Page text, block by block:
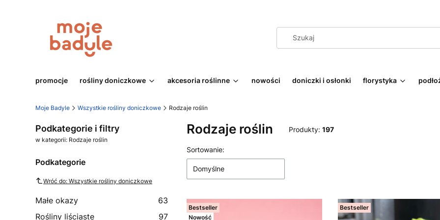
promocje rośliny doniczkowe akcesoria roślinne nowości doniczki i osłonki florystyka
Moje Badyle Wszystkie rośliny doniczkowe Rodzaje roślin
Podkategorie i filtry
w kategorii: Rodzaje roślin
Podkategorie
Wróć do: Wszystkie rośliny doniczkowe
Małe okazy
63
Rośliny liściaste
97
Rodzaje roślin Produkty: 197
Lista produktów
Sortowanie:
Domyślne
Bestseller
Nowość
Bestseller